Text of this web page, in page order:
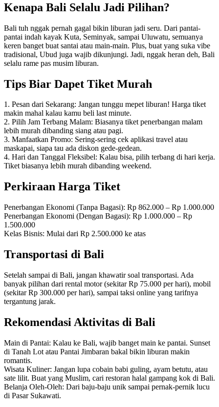
Kenapa Bali Selalu Jadi Pilihan?
Bali tuh nggak pernah gagal bikin liburan jadi seru. Dari pantai-
pantai indah kayak Kuta, Seminyak, sampai Uluwatu, semuanya
keren banget buat santai atau main-main. Plus, buat yang suka vibe
tradisional, Ubud juga wajib dikunjungi. Jadi, nggak heran deh, Bali
selalu rame pas musim liburan.
Tips Biar Dapet Tiket Murah
1. Pesan dari Sekarang: Jangan tunggu mepet liburan! Harga tiket
makin mahal kalau kamu beli last minute.
2. Pilih Jam Terbang Malam: Biasanya tiket penerbangan malam
lebih murah dibanding siang atau pagi.
3. Manfaatkan Promo: Sering-sering cek aplikasi travel atau
maskapai, siapa tau ada diskon gede-gedean.
4. Hari dan Tanggal Fleksibel: Kalau bisa, pilih terbang di hari kerja.
Tiket biasanya lebih murah dibanding weekend.
Perkiraan Harga Tiket
Penerbangan Ekonomi (Tanpa Bagasi): Rp 862.000 – Rp 1.000.000
Penerbangan Ekonomi (Dengan Bagasi): Rp 1.000.000 – Rp
1.500.000
Kelas Bisnis: Mulai dari Rp 2.500.000 ke atas
Transportasi di Bali
Setelah sampai di Bali, jangan khawatir soal transportasi. Ada
banyak pilihan dari rental motor (sekitar Rp 75.000 per hari), mobil
(sekitar Rp 300.000 per hari), sampai taksi online yang tarifnya
tergantung jarak.
Rekomendasi Aktivitas di Bali
Main di Pantai: Kalau ke Bali, wajib banget main ke pantai. Sunset
di Tanah Lot atau Pantai Jimbaran bakal bikin liburan makin
romantis.
Wisata Kuliner: Jangan lupa cobain babi guling, ayam betutu, atau
sate lilit. Buat yang Muslim, cari restoran halal gampang kok di Bali.
Belanja Oleh-Oleh: Dari baju-baju unik sampai pernak-pernik lucu
di Pasar Sukawati.